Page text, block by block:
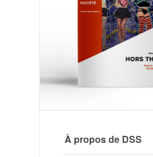
À propos de DSS